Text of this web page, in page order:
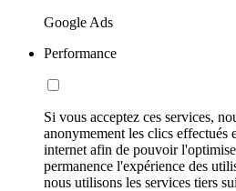
Google Ads
Performance
Si vous acceptez ces services,
anonymement les clics effectués
internet afin de pouvoir
permanence l'expérience des
nous utilisons les services tiers